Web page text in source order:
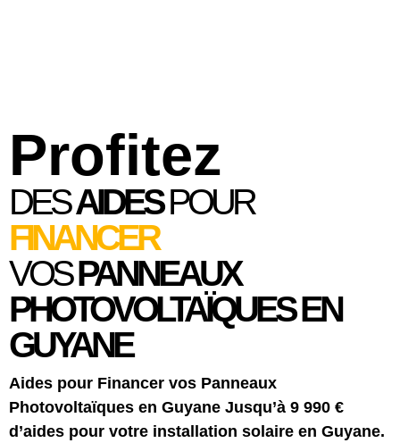
Profitez
DESAIDESPOUR
FINANCER
VOSPANNEAUX
PHOTOVOLTAÏQUES EN
GUYANE
Aides pour Financer vos Panneaux
Photovoltaïques en Guyane Jusqu’à 9 990 €
d’aides pour votre installation solaire en Guyane.